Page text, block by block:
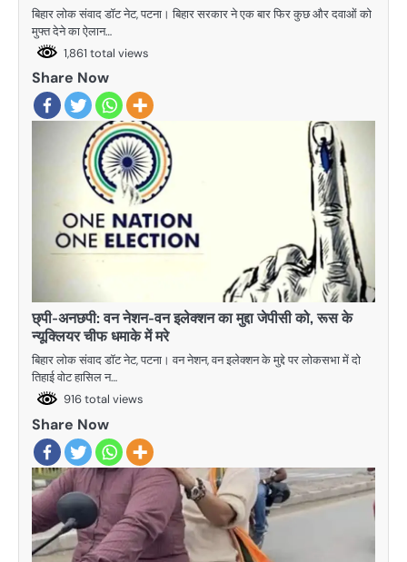
बिहार लोक संवाद डॉट नेट, पटना। बिहार सरकार ने एक बार फिर कुछ और दवाओं को
मुफ्त देने का ऐलान…
1,861 total views
Share Now
छ्पी-अनछपी: वन नेशन-वन इलेक्शन का मुद्दा जेपीसी को, रूस के
न्यूक्लियर चीफ धमाके में मरे
बिहार लोक संवाद डॉट नेट, पटना। वन नेशन, वन इलेक्शन के मुद्दे पर लोकसभा में दो
तिहाई वोट हासिल न…
916 total views
Share Now